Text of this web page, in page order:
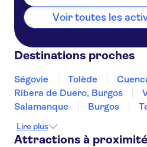
Voir toutes les
Destinations proches
Ségovie Tolède
Ribera de Duero, Burgos
Salamanque
Burgos
Saragosse
Mérida
Lire plus
Attractions à proximité